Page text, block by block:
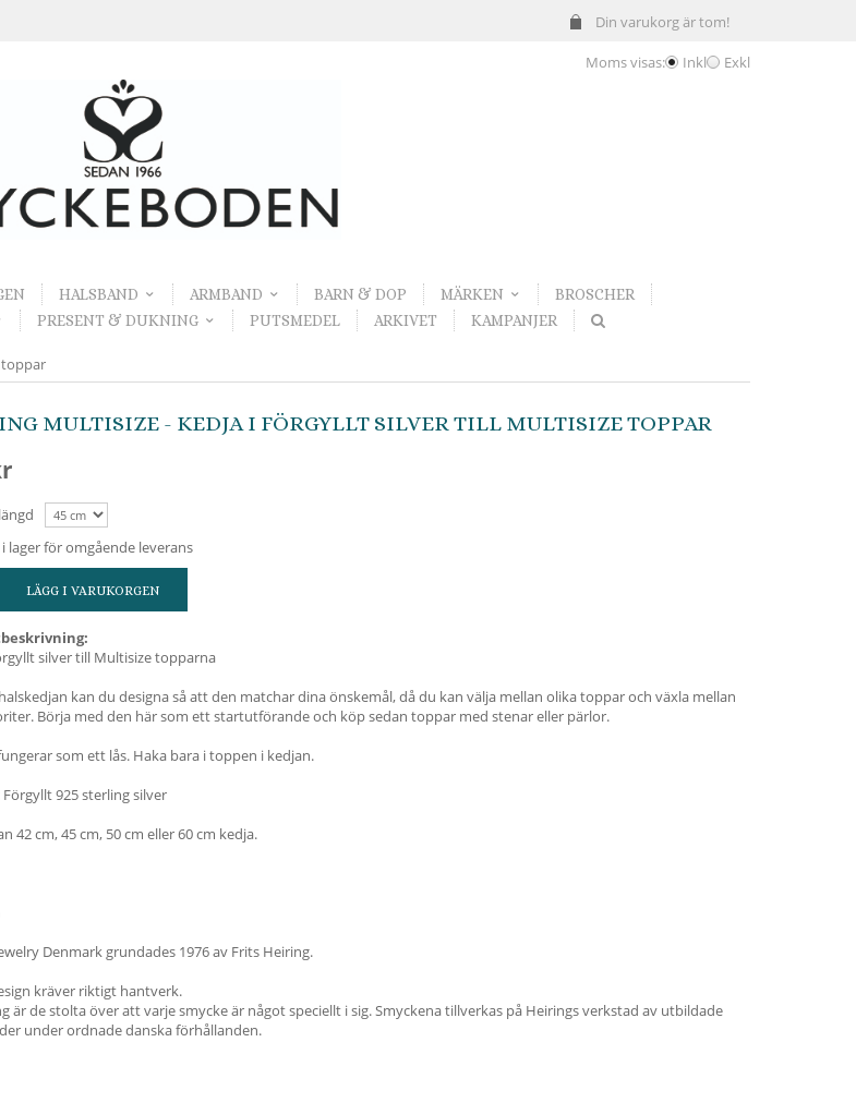
Din varukorg är tom!
Moms visas: Inkl Exkl
HALSBAND ARMBAND BARN & DOP MÄRKEN
BROSCHER
PRESENT & DUKNING PUTSMEDEL ARKIVET KAMPANJER
toppar
MULTISIZE - KEDJA I FÖRGYLLT SILVER TILL MULTISIZE TOPPAR
i lager för omgående leverans
LÄGG I VARUKORGEN
silver till Multisize topparna
kan du designa så att den matchar dina önskemål, då du kan välja mellan olika toppar och växla mellan
Börja med den här som ett startutförande och köp sedan toppar med stenar eller pärlor.
som ett lås. Haka bara i toppen i kedjan.
925 sterling silver
42 cm, 45 cm, 50 cm eller 60 cm kedja.
Denmark grundades 1976 av Frits Heiring.
kräver riktigt hantverk.
är de stolta över att varje smycke är något speciellt i sig. Smyckena tillverkas på Heirings verkstad av utbildade
under ordnade danska förhållanden.